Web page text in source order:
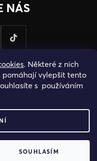
. Některé z nich
pomáhají vylepšit tento
s používáním
SOUHLASÍM
NÁS
JE SPOLECNOST PAK
25774701.